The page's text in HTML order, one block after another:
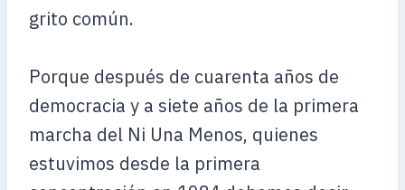
grito común.
Porque después de cuarenta años de
democracia y a siete años de la primera
marcha del Ni Una Menos, quienes
estuvimos desde la primera